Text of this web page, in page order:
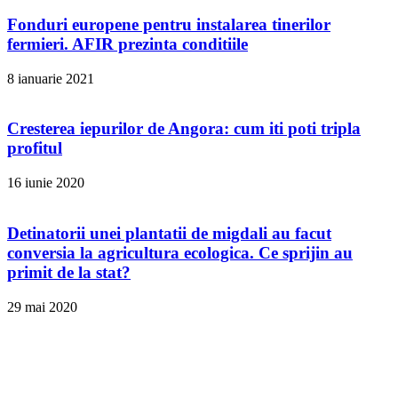
Fonduri europene pentru instalarea tinerilor
fermieri. AFIR prezinta conditiile
8 ianuarie 2021
Cresterea iepurilor de Angora: cum iti poti tripla
profitul
16 iunie 2020
Detinatorii unei plantatii de migdali au facut
conversia la agricultura ecologica. Ce sprijin au
primit de la stat?
29 mai 2020